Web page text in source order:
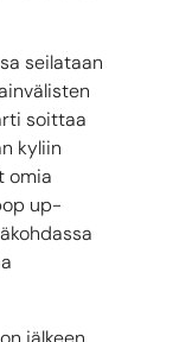
seilataan
soittaa
kyliin
omia
up-